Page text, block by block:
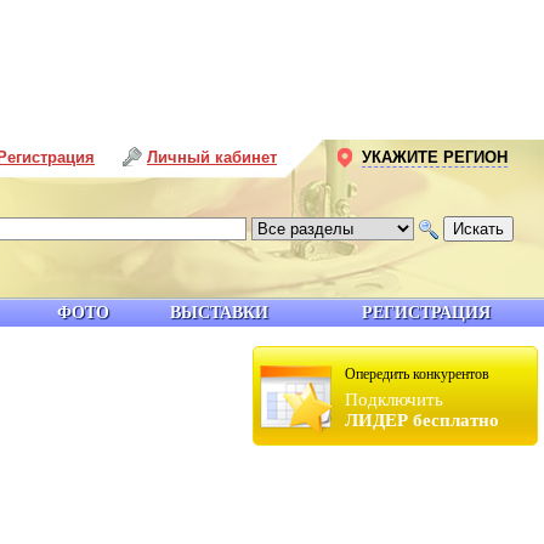
Опередить конкурентов
Подключить
ЛИДЕР бесплатно
ФОТО ВЫСТАВКИ РЕГИСТРАЦИЯ
Личный кабинет
Регистрация УКАЖИТЕ РЕГИОН